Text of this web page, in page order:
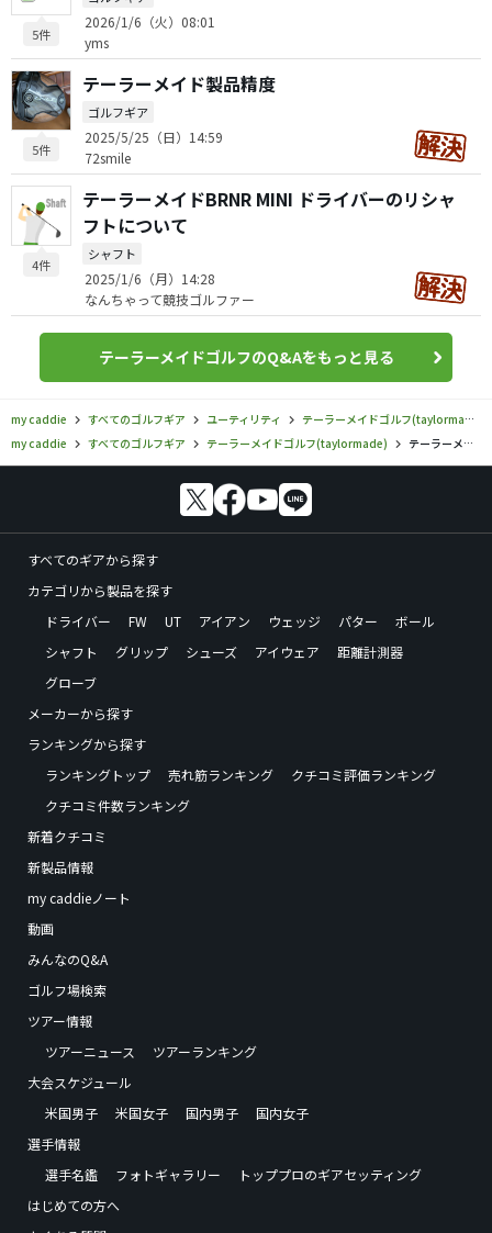
5件
2026/1/6（火）08:01
yms
5件
テーラーメイド製品精度
ゴルフギア
2025/5/25（日）14:59
72smile
4件
テーラーメイドBRNR MINI ドライバーのリシャ
フトについて
シャフト
2025/1/6（月）14:28
なんちゃって競技ゴルファー
テーラーメイドゴルフのQ&Aをもっと見る
my caddie すべてのゴルフギア ユーティリティ
テーラーメイドゴルフ(taylormade)
my caddie
すべてのゴルフギア テーラーメイドゴルフ(taylormade) テーラーメイドゴルフ／／ニュー レスキューTPの口コミ評価
すべてのギアから探す
カテゴリから製品を探す
ドライバー
FW UT アイアン ウェッジ パター
ボール
シャフト
グリップ シューズ アイウェア
距離計測器
グローブ
メーカーから探す
ランキングから探す
ランキングトップ
売れ筋ランキング
クチコミ評価ランキング
クチコミ件数ランキング
新着クチコミ
新製品情報
my caddieノート
動画
みんなのQ&A
ゴルフ場検索
ツアー情報
ツアーニュース
ツアーランキング
大会スケジュール
米国男子
米国女子 国内男子
国内女子
選手情報
選手名鑑
フォトギャラリー
トッププロのギアセッティング
はじめての方へ